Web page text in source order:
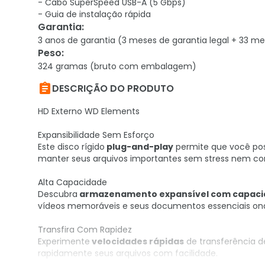
- Cabo SuperSpeed USB-A (5 Gbps)
- Guia de instalação rápida
Garantia:
3 anos de garantia (3 meses de garantia legal + 33
Peso:
324 gramas (bruto com embalagem)
DESCRIÇÃO DO PRODUTO
HD Externo WD Elements
Expansibilidade Sem Esforço
Este disco rígido plug-and-play permite que você
manter seus arquivos importantes sem stress nem
Alta Capacidade
Descubra armazenamento expansível com
vídeos memoráveis e seus documentos essenciais
Transfira Com Rapidez
Experimente velocidades rápidas de transferência
rapidamente seus arquivos com facilidade.